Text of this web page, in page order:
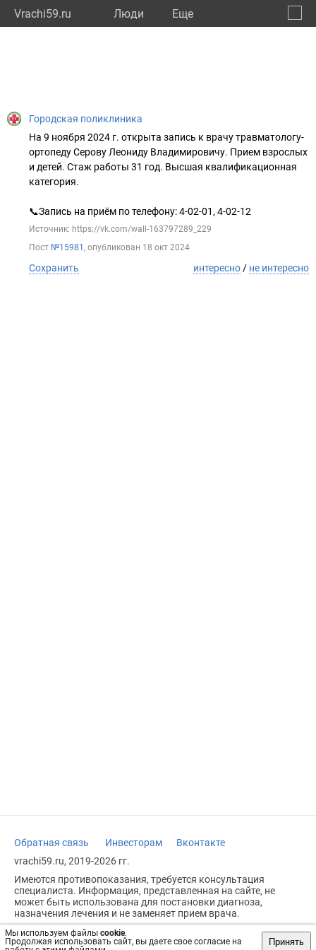
Vrachi59.ru Люди Eще
Мы используем файлы cookie.
Продолжая использовать сайт, вы даете свое согласие на
Принять
Городская поликлиника
На 9 ноября 2024 г. открыта запись к врачу травматологу-
ортопеду Серову Леониду Владимировичу. Прием взрослых
и детей. Стаж работы 31 год. Высшая квалификационная
категория.
📞Запись на приём по телефону: 4-02-01, 4-02-12
Источник: https://vk.com/wall-163797289_229
Пост №15981 , опубликован 18 окт 2024
Сохранить интересно / не интересно
Обратная связь Инвесторам
Вконтакте
vrachi59.ru, 2019-2026 гг.
Имеются противопоказания, требуется консультация
специалиста. Информация, представленная на сайте, не
может быть использована для постановки диагноза,
назначения лечения и не заменяет прием врача.
Возрастное ограничение: 18+